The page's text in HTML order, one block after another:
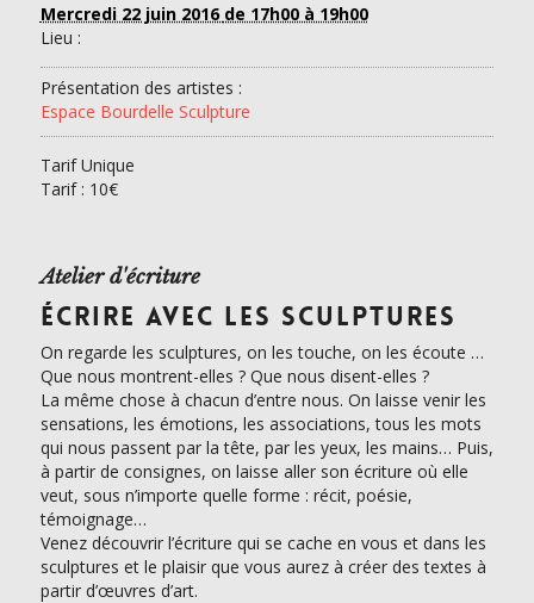
Mercredi 22 juin 2016 de 17h00 à 19h00
Lieu :
Présentation des artistes :
Espace Bourdelle Sculpture
Tarif Unique
Tarif : 10€
Atelier d'écriture
ÉCRIRE AVEC LES SCULPTURES
On regarde les sculptures, on les touche, on les écoute …
Que nous montrent-elles ? Que nous disent-elles ?
La même chose à chacun d’entre nous. On laisse venir les
sensations, les émotions, les associations, tous les mots
qui nous passent par la tête, par les yeux, les mains… Puis,
à partir de consignes, on laisse aller son écriture où elle
veut, sous n’importe quelle forme : récit, poésie,
témoignage…
Venez découvrir l’écriture qui se cache en vous et dans les
sculptures et le plaisir que vous aurez à créer des textes à
partir d’œuvres d’art.